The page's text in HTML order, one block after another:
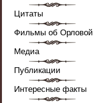
Цитаты
Фильмы об Орловой
Медиа
Публикации
Интересные факты